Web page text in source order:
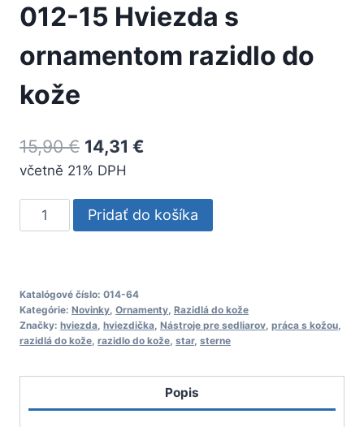
012-15 Hviezda s
ornamentom razidlo do
kože
15,90€ Pôvodná
cena
bola:
15,90 €.
14,31 €
je:
14,31 €.
včetně 21% DPH
množstvo
012-
s
ornamentom
razidlo
Pridať do košíka
Katalógové číslo: 014-64
Kategórie: Novinky Ornamenty Razidlá do kože
Značky: hviezda hviezdička Nástroje pre sedliarov práca s kožou
razidlá do kože razidlo do kože star, sterne
Popis